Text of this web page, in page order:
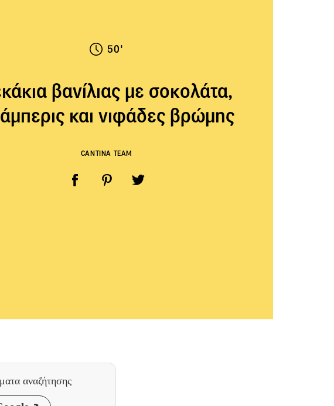
50'
βανίλιας με σοκολάτα,
και νιφάδες βρώμης
CANTINA TEAM
αναζήτησης